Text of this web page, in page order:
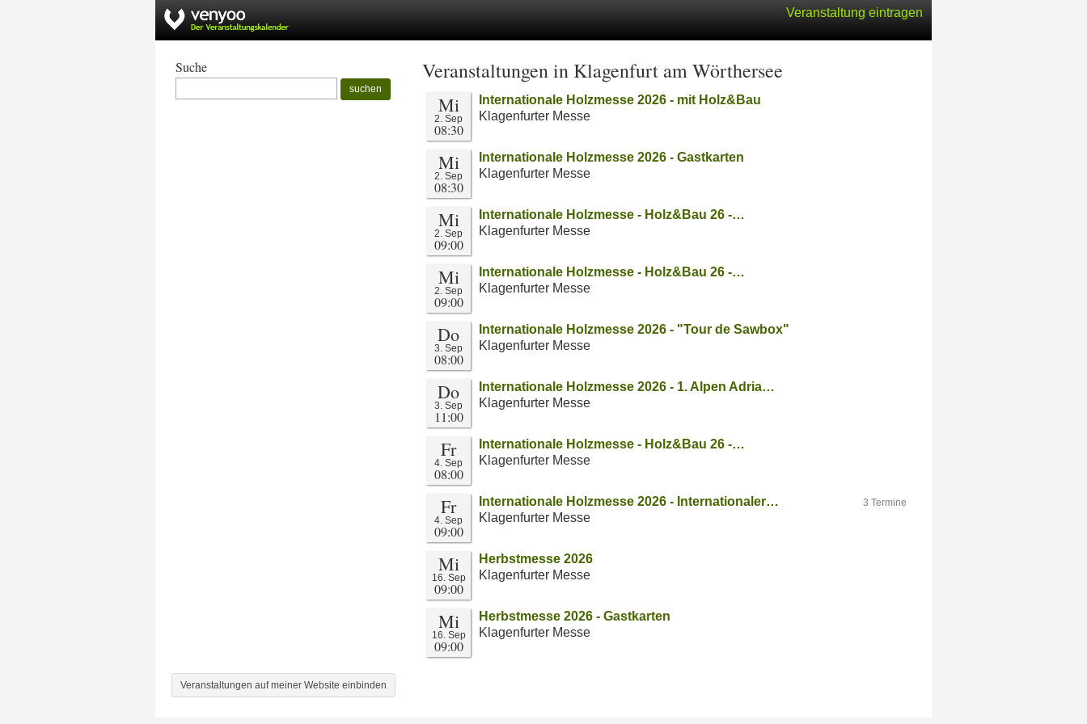
Veranstaltung eintragen
Suche
suchen
Veranstaltungen in Klagenfurt am Wörthersee
Mi
2. Sep
08:30
Internationale Holzmesse 2026 - mit Holz&Bau
Klagenfurter Messe
Mi
2. Sep
08:30
Internationale Holzmesse 2026 - Gastkarten
Klagenfurter Messe
Mi
2. Sep
09:00
Internationale Holzmesse - Holz&Bau 26 -…
Klagenfurter Messe
Mi
2. Sep
09:00
Internationale Holzmesse - Holz&Bau 26 -…
Klagenfurter Messe
Do
3. Sep
08:00
Internationale Holzmesse 2026 - "Tour de Sawbox"
Klagenfurter Messe
Do
3. Sep
11:00
Internationale Holzmesse 2026 - 1. Alpen Adria…
Klagenfurter Messe
Fr
4. Sep
08:00
Internationale Holzmesse - Holz&Bau 26 -…
Klagenfurter Messe
Fr
4. Sep
09:00
3 Termine
Internationale Holzmesse 2026 - Internationaler…
Klagenfurter Messe
Mi
16. Sep
09:00
Herbstmesse 2026
Klagenfurter Messe
Mi
16. Sep
09:00
Herbstmesse 2026 - Gastkarten
Klagenfurter Messe
Veranstaltungen auf meiner Website einbinden